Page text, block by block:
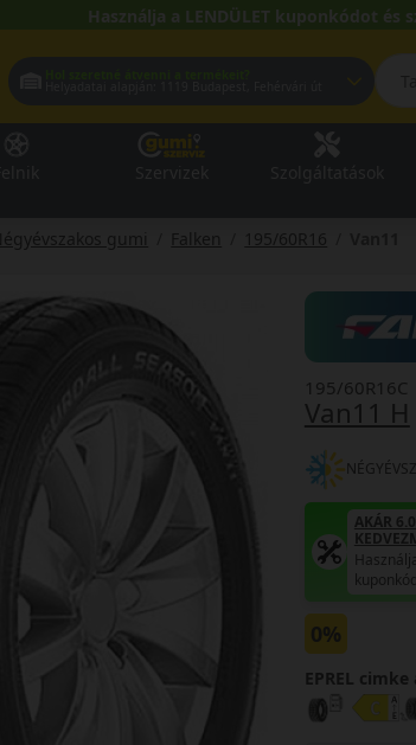
Használja a LENDÜLET kuponkódot és
Négyévszakos gumi Falken 195/60R16
Van11 H
195/60R16C
AKÁR
0%
EPREL